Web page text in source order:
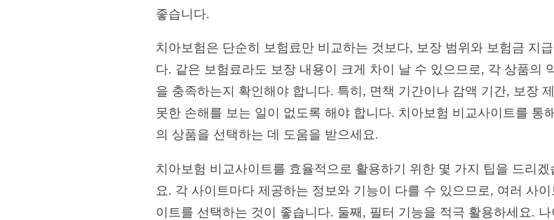
좋습니다.
치아보험은 단순히 보험료만 비교하는 것보다, 보장 범위와 보험금 지
다. 같은 보험료라도 보장 내용이 크게 차이 날 수 있으므로, 각 상품의
을 충족하는지 확인해야 합니다. 특히, 면책 기간이나 감액 기간, 보장
못한 손해를 보는 일이 없도록 해야 합니다. 치아보험 비교사이트를 통
의 상품을 선택하는 데 도움을 받으세요.
치아보험 비교사이트를 효율적으로 활용하기 위한 몇 가지 팁을 드리
요. 각 사이트마다 제공하는 정보와 기능이 다를 수 있으므로, 여러 사
이트를 선택하는 것이 좋습니다. 둘째, 필터 기능을 적극 활용하세요.